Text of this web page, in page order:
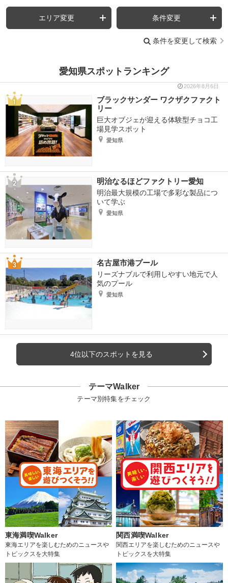
エリア変更 条件変更
条件を変更して検索
愛知県スポットランキング
2026年8月6日
ブラックサンダー ワクザクファクト
リー
巨大オブジェが迎える体験型チョコ工
場見学スポット
愛知県
明治なるほどファクトリー愛知
明治最大規模の工場で多彩な製品につ
いて学ぶ
愛知県
名古屋市港プール
リーズナブルで利用しやすい地元で人
気のプール
愛知県
4位以下のスポットを見る
テーマWalker
テーマ別特集をチェック
東海満喫Walker
東海エリアを楽しむためのニュースや
トピックスを大特集
関西満喫Walker
関西エリアを楽しむためのニュースや
トピックスを大特集